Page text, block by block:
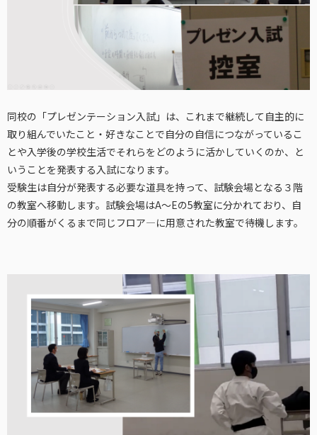
同校の「プレゼンテーション入試」は、これまで継続して自主的に
取り組んでいたこと・好きなことで自分の自信につながっているこ
とや入学後の学校生活でそれらをどのように活かしていくのか、と
いうことを発表する入試になります。
受験生は自分が発表する必要な道具を持って、試験会場となる３階
の教室へ移動します。試験会場はA～Eの5教室に分かれており、自
分の順番がくるまで同じフロア―に用意された教室で待機します。